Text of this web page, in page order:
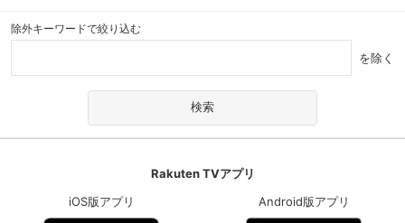
除外キーワードで絞り込む
を除く
Rakuten TVアプリ
iOS版アプリ
Android版アプリ